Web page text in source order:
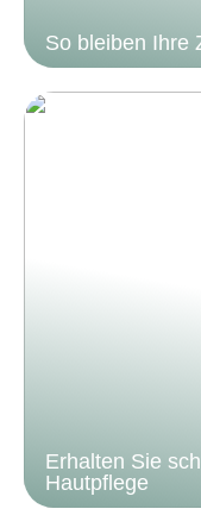
So bleiben Ihre
Erhalten Sie
Hautpflege